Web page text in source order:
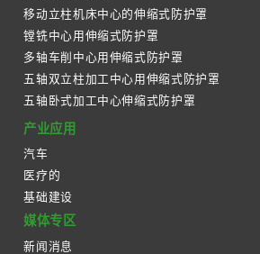
移动立柱机床中心的伸缩式防护罩
镗铣中心用伸缩式防护罩
多轴车削中心用伸缩式防护罩
五轴双立柱加工中心用伸缩式防护罩
五轴卧式加工中心伸缩式防护罩
产业应用
汽车
医疗的
基础建设
媒体专区
新闻消息